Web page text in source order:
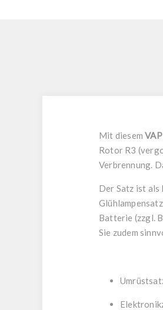
Mit diesem
Rotor R3
Verbrennung.
Der Satz ist als
Batterie (zzgl.
Sie zudem